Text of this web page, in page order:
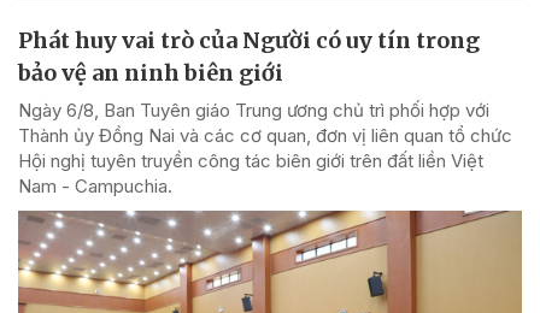
Phát huy vai trò của Người có uy tín trong
bảo vệ an ninh biên giới
Ngày 6/8, Ban Tuyên giáo Trung ương chủ trì phối hợp với
Thành ủy Đồng Nai và các cơ quan, đơn vị liên quan tổ chức
Hội nghị tuyên truyền công tác biên giới trên đất liền Việt
Nam - Campuchia.